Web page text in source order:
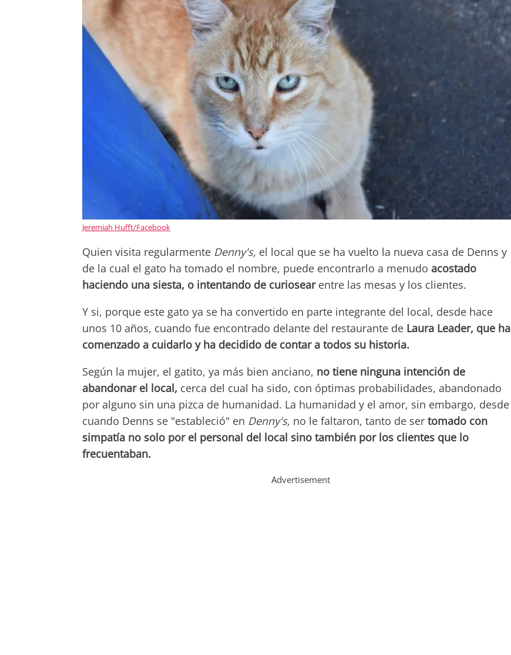
Jeremiah Hufft/Facebook
Quien visita regularmente Denny's, el local que se ha vuelto la nueva casa de Denns y
de la cual el gato ha tomado el nombre, puede encontrarlo a menudo acostado
haciendo una siesta, o intentando de curiosear entre las mesas y los clientes.
Y si, porque este gato ya se ha convertido en parte integrante del local, desde hace
unos 10 años, cuando fue encontrado delante del restaurante de Laura Leader, que ha
comenzado a cuidarlo y ha decidido de contar a todos su historia.
Según la mujer, el gatito, ya más bien anciano, no tiene ninguna intención de
abandonar el local, cerca del cual ha sido, con óptimas probabilidades, abandonado
por alguno sin una pizca de humanidad. La humanidad y el amor, sin embargo, desde
cuando Denns se "estableció" en Denny's, no le faltaron, tanto de ser tomado con
simpatía no solo por el personal del local sino también por los clientes que lo
frecuentaban.
Advertisement